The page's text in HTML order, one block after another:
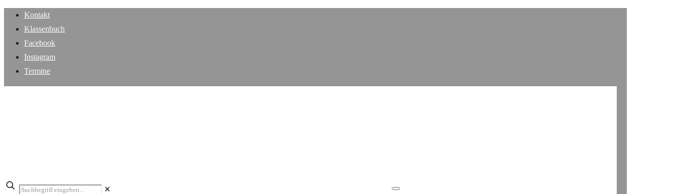
Kontakt
Klassenbuch
Facebook
Instagram
Termine
✕